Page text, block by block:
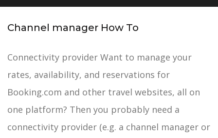
Channel manager How To
Connectivity provider Want to manage your
rates, availability, and reservations for
Booking.com and other travel websites, all on
one platform? Then you probably need a
connectivity provider (e.g. a channel manager or